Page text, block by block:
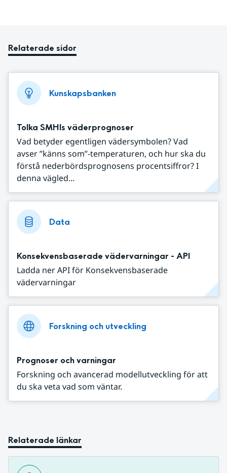
Relaterade sidor
Kunskapsbanken
Tolka SMHIs väderprognoser
Vad betyder egentligen vädersymbolen? Vad
avser ”känns som”-temperaturen, och hur ska du
förstå nederbördsprognosens procentsiffror? I
denna vägled...
Data
Konsekvensbaserade vädervarningar - API
Ladda ner API för Konsekvensbaserade
vädervarningar
Forskning och utveckling
Prognoser och varningar
Forskning och avancerad modellutveckling för att
du ska veta vad som väntar.
Relaterade länkar